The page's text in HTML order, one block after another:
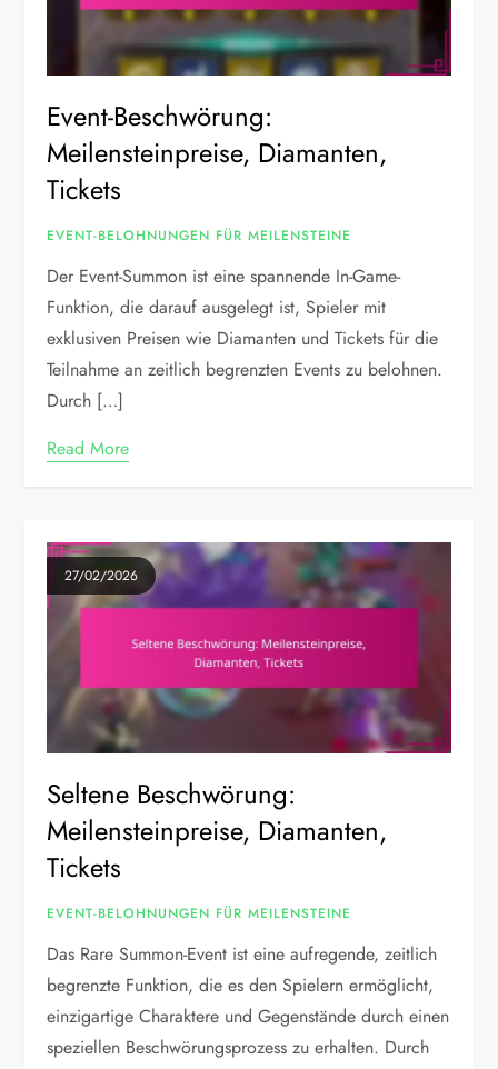
Event-Beschwörung:
Meilensteinpreise, Diamanten,
Tickets
EVENT-BELOHNUNGEN FÜR MEILENSTEINE
Der Event-Summon ist eine spannende In-Game-
Funktion, die darauf ausgelegt ist, Spieler mit
exklusiven Preisen wie Diamanten und Tickets für die
Teilnahme an zeitlich begrenzten Events zu belohnen.
Durch […]
Read More
27/02/2026
Seltene Beschwörung:
Meilensteinpreise, Diamanten,
Tickets
EVENT-BELOHNUNGEN FÜR MEILENSTEINE
Das Rare Summon-Event ist eine aufregende, zeitlich
begrenzte Funktion, die es den Spielern ermöglicht,
einzigartige Charaktere und Gegenstände durch einen
speziellen Beschwörungsprozess zu erhalten. Durch